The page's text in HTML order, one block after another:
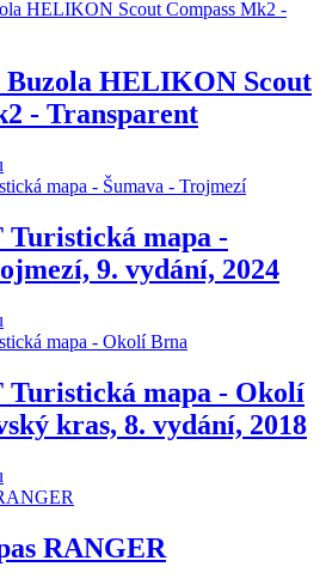
Buzola HELIKON Scout
- Transparent
Turistická mapa -
9. vydání, 2024
Turistická mapa - Okolí
kras, 8. vydání, 2018
RANGER